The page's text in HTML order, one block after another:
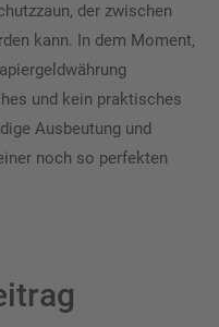
der zwischen
kann. In dem Moment,
und kein praktisches
Ausbeutung und
noch so perfekten